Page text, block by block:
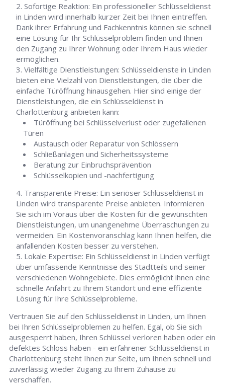
Sofortige Reaktion: Ein professioneller Schlüsseldienst
in Linden wird innerhalb kurzer Zeit bei Ihnen eintreffen.
Dank ihrer Erfahrung und Fachkenntnis können sie schnell
eine Lösung für Ihr Schlüsselproblem finden und Ihnen
den Zugang zu Ihrer Wohnung oder Ihrem Haus wieder
ermöglichen.
Vielfältige Dienstleistungen: Schlüsseldienste in Linden
bieten eine Vielzahl von Dienstleistungen, die über die
einfache Türöffnung hinausgehen. Hier sind einige der
Dienstleistungen, die ein Schlüsseldienst in
Charlottenburg anbieten kann:
Türöffnung bei Schlüsselverlust oder zugefallenen
Türen
Austausch oder Reparatur von Schlössern
Schließanlagen und Sicherheitssysteme
Beratung zur Einbruchsprävention
Schlüsselkopien und -nachfertigung
Transparente Preise: Ein seriöser Schlüsseldienst in
Linden wird transparente Preise anbieten. Informieren
Sie sich im Voraus über die Kosten für die gewünschten
Dienstleistungen, um unangenehme Überraschungen zu
vermeiden. Ein Kostenvoranschlag kann Ihnen helfen, die
anfallenden Kosten besser zu verstehen.
Lokale Expertise: Ein Schlüsseldienst in Linden verfügt
über umfassende Kenntnisse des Stadtteils und seiner
verschiedenen Wohngebiete. Dies ermöglicht ihnen eine
schnelle Anfahrt zu Ihrem Standort und eine effiziente
Lösung für Ihre Schlüsselprobleme.
Vertrauen Sie auf den Schlüsseldienst in Linden, um Ihnen
bei Ihren Schlüsselproblemen zu helfen. Egal, ob Sie sich
ausgesperrt haben, Ihren Schlüssel verloren haben oder ein
defektes Schloss haben - ein erfahrener Schlüsseldienst in
Charlottenburg steht Ihnen zur Seite, um Ihnen schnell und
zuverlässig wieder Zugang zu Ihrem Zuhause zu
verschaffen.